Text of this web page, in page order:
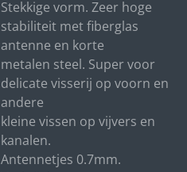
Stekkige vorm. Zeer hoge
stabiliteit met fiberglas
antenne en korte
metalen steel. Super voor
delicate visserij op voorn en
andere
kleine vissen op vijvers en
kanalen.
Antennetjes 0.7mm.